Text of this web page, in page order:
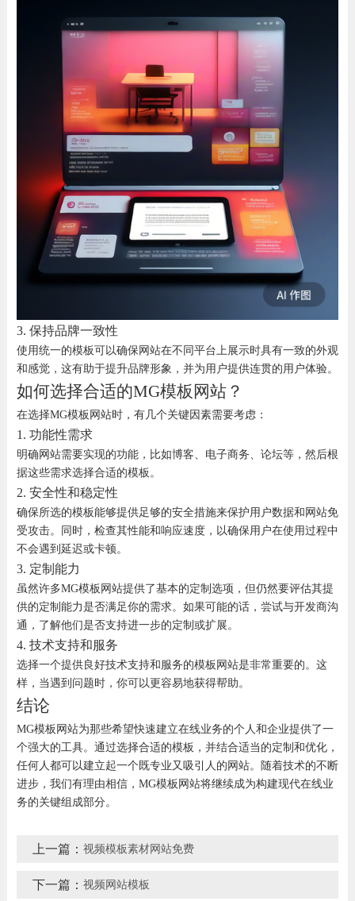
3. 保持品牌一致性
使用统一的模板可以确保网站在不同平台上展示时具有一致的外观
和感觉，这有助于提升品牌形象，并为用户提供连贯的用户体验。
如何选择合适的MG模板网站？
在选择MG模板网站时，有几个关键因素需要考虑：
1. 功能性需求
明确网站需要实现的功能，比如博客、电子商务、论坛等，然后根
据这些需求选择合适的模板。
2. 安全性和稳定性
确保所选的模板能够提供足够的安全措施来保护用户数据和网站免
受攻击。同时，检查其性能和响应速度，以确保用户在使用过程中
不会遇到延迟或卡顿。
3. 定制能力
虽然许多MG模板网站提供了基本的定制选项，但仍然要评估其提
供的定制能力是否满足你的需求。如果可能的话，尝试与开发商沟
通，了解他们是否支持进一步的定制或扩展。
4. 技术支持和服务
选择一个提供良好技术支持和服务的模板网站是非常重要的。这
样，当遇到问题时，你可以更容易地获得帮助。
结论
MG模板网站为那些希望快速建立在线业务的个人和企业提供了一
个强大的工具。通过选择合适的模板，并结合适当的定制和优化，
任何人都可以建立起一个既专业又吸引人的网站。随着技术的不断
进步，我们有理由相信，MG模板网站将继续成为构建现代在线业
务的关键组成部分。
上一篇： 视频模板素材网站免费
下一篇： 视频网站模板